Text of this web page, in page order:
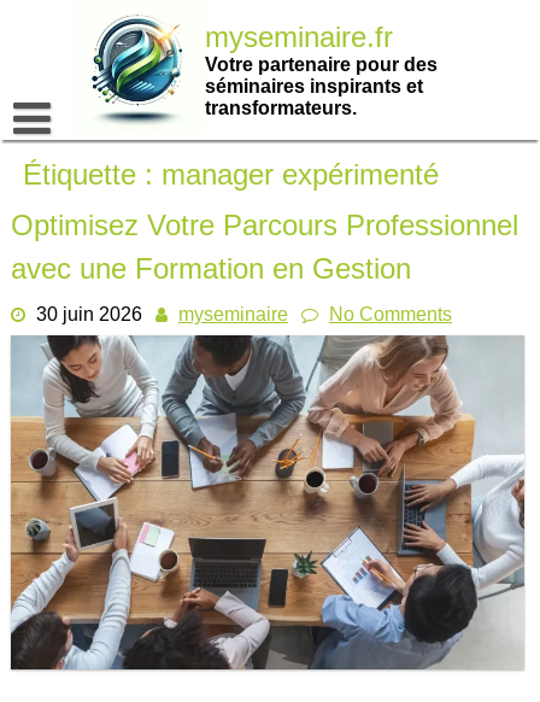
myseminaire.fr
Votre partenaire pour des
séminaires inspirants et
transformateurs.
Étiquette : manager expérimenté
Optimisez Votre Parcours Professionnel
avec une Formation en Gestion
30 juin 2026 myseminaire No Comments